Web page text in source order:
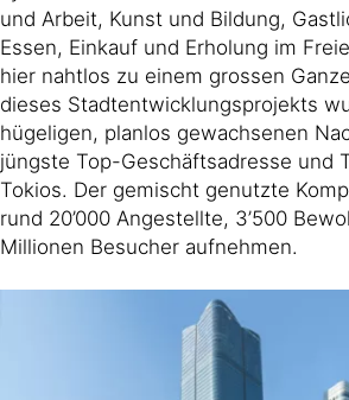
und Arbeit, Kunst und Bildung,
Essen, Einkauf und Erholung im
hier nahtlos zu einem grossen
dieses Stadtentwicklungsprojekts
hügeligen, planlos gewachsenen
jüngste Top-Geschäftsadresse und
Tokios. Der gemischt genutzte
rund 20’000 Angestellte, 3’500
Millionen Besucher aufnehmen.